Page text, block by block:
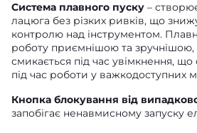
Система плавного пуску –
лацюга без різких ривків, що
контролю над інструментом.
роботу приємнішою та зручнішою,
смикається під час увімкнення,
під час роботи у важкодоступних
Кнопка блокування від
запобігає ненавмисному запуску